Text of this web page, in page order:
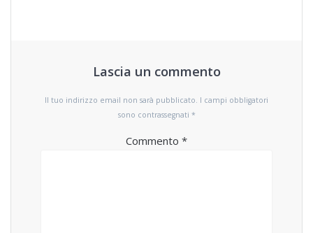
Lascia un commento
Il tuo indirizzo email non sarà pubblicato. I campi obbligatori
sono contrassegnati *
Commento *